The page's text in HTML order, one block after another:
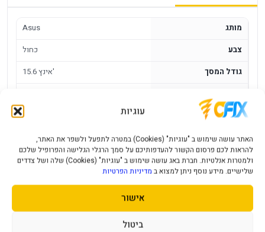
עוגיות
האתר עושה שימוש ב "עוגיות" (Cookies) במטרה לתפעל ולשפר את האתר,
להראות לכם פרסום הקשור להעדפותיכם על סמך הרגלי הגלישה והפרופיל שלכם
ולמטרות אנלטיות. חברת באג עושה שימוש ב "עוגיות" (Cookies) שלה ושל צדדים
שלישיים. מידע נוסף ניתן למצוא ב מדיניות הפרטיות
אישור
ביטול
מותג
Asus
צבע
כחול
גודל המסך
15.6 אינץ'
נפח אחסון
512GB SSD
גודל זכרון
16GB
קצב רענון
60Hz